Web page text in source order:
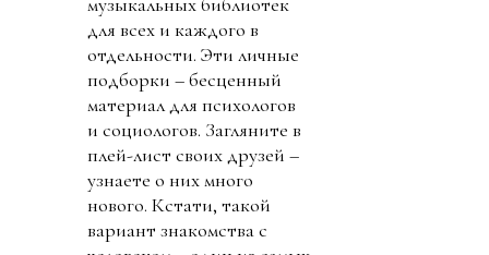
для всех и каждого в
отдельности. Эти личные
подборки – бесценный
материал для психологов
и социологов. Загляните в
плей-лист своих друзей –
узнаете о них много
нового. Кстати, такой
вариант знакомства с